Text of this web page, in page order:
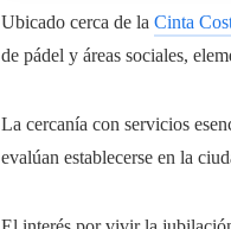
Ubicado cerca de la Cinta
de pádel y áreas sociales,
La cercanía con servicios
evalúan establecerse en la